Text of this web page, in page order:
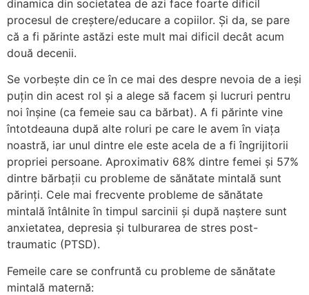
dinamica din societatea de azi face foarte dificil
procesul de creștere/educare a copiilor. Și da, se pare
că a fi părinte astăzi este mult mai dificil decât acum
două decenii.
Se vorbește din ce în ce mai des despre nevoia de a ieși
puțin din acest rol și a alege să facem și lucruri pentru
noi înșine (ca femeie sau ca bărbat). A fi părinte vine
întotdeauna după alte roluri pe care le avem în viața
noastră, iar unul dintre ele este acela de a fi îngrijitorii
propriei persoane. Aproximativ 68% dintre femei și 57%
dintre bărbații cu probleme de sănătate mintală sunt
părinți. Cele mai frecvente probleme de sănătate
mintală întâlnite în timpul sarcinii și după naștere sunt
anxietatea, depresia și tulburarea de stres post-
traumatic (PTSD).
Femeile care se confruntă cu probleme de sănătate
mintală maternă: